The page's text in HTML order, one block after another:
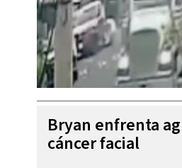
Bryan enfrenta
cáncer facial